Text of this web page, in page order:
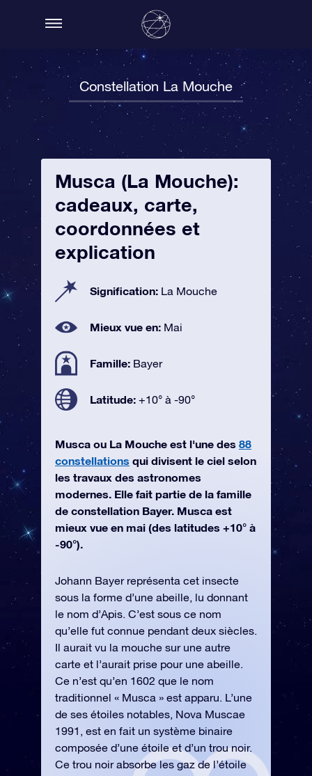
Constellation La Mouche
Musca (La Mouche):
cadeaux, carte,
coordonnées et
explication
Signification: La Mouche
Mieux vue en: Mai
Famille: Bayer
Latitude: +10° à -90°
Musca ou La Mouche est l'une des 88
constellations qui divisent le ciel selon
les travaux des astronomes
modernes. Elle fait partie de la famille
de constellation Bayer. Musca est
mieux vue en mai (des latitudes +10° à
-90°).
Johann Bayer représenta cet insecte
sous la forme d’une abeille, lu donnant
le nom d’Apis. C’est sous ce nom
qu’elle fut connue pendant deux siècles.
Il aurait vu la mouche sur une autre
carte et l’aurait prise pour une abeille.
Ce n’est qu’en 1602 que le nom
traditionnel « Musca » est apparu. L’une
de ses étoiles notables, Nova Muscae
1991, est en fait un système binaire
composée d’une étoile et d’un trou noir.
Ce trou noir absorbe les gaz de l’étoile